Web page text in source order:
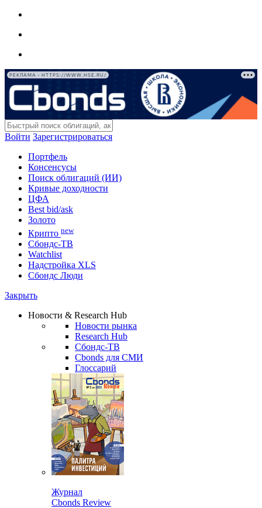
РЕКЛАМА • HTTPS://WWW.HSE.RU/
Войти Зарегистрироваться
Портфель
Консенсусы
Поиск облигаций (ИИ)
Кривые доходности
ЦФА
Best bid/ask
Золото
Крипто new
Сбондс-ТВ
Watchlist
Надстройка XLS
Сбондс Люди
Закрыть
Новости & Research Hub
Новости рынка
Research Hub
Сбондс-ТВ
Cbonds для СМИ
Глоссарий
Журнал
Cbonds Review